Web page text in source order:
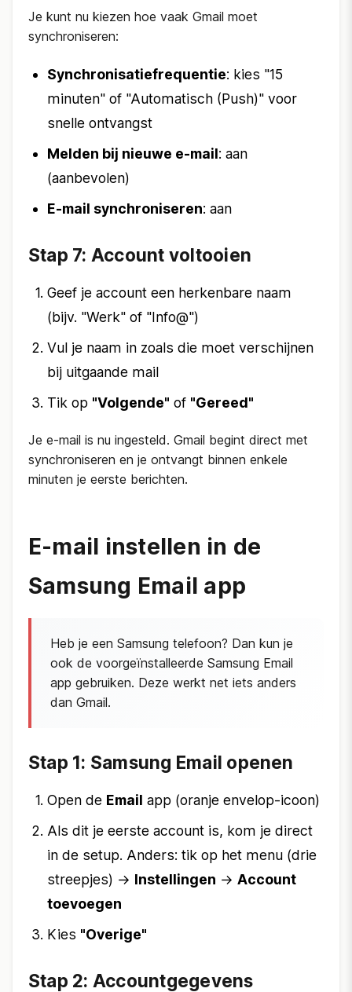
Je kunt nu kiezen hoe vaak Gmail moet
synchroniseren:
Synchronisatiefrequentie: kies "15
minuten" of "Automatisch (Push)" voor
snelle ontvangst
Melden bij nieuwe e-mail: aan
(aanbevolen)
E-mail synchroniseren: aan
Stap 7: Account voltooien
Geef je account een herkenbare naam
(bijv. "Werk" of "Info@")
Vul je naam in zoals die moet verschijnen
bij uitgaande mail
Tik op "Volgende" of "Gereed"
Je e-mail is nu ingesteld. Gmail begint direct met
synchroniseren en je ontvangt binnen enkele
minuten je eerste berichten.
E-mail instellen in de
Samsung Email app
Heb je een Samsung telefoon? Dan kun je
ook de voorgeïnstalleerde Samsung Email
app gebruiken. Deze werkt net iets anders
dan Gmail.
Stap 1: Samsung Email openen
Open de Email app (oranje envelop-icoon)
Als dit je eerste account is, kom je direct
in de setup. Anders: tik op het menu (drie
streepjes) → Instellingen → Account
toevoegen
Kies "Overige"
Stap 2: Accountgegevens